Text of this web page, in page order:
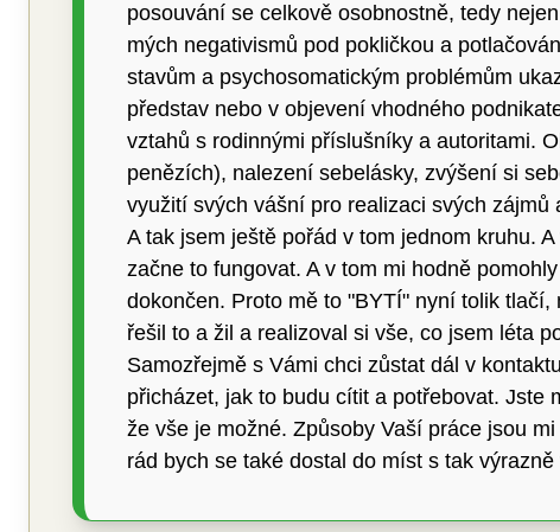
posouvání se celkově osobnostně, tedy
mých negativismů pod pokličkou a
stavům a psychosomatickým problémům
představ nebo v objevení vhodného
vztahů s rodinnými příslušníky a autoritami.
penězích), nalezení sebelásky, zvýšení si
využití svých vášní pro realizaci svých
A tak jsem ještě pořád v tom jednom kruhu.
začne to fungovat. A v tom mi hodně
dokončen. Proto mě to "BYTÍ" nyní tolik
řešil to a žil a realizoval si vše, co jsem léta
Samozřejmě s Vámi chci zůstat dál v
přicházet, jak to budu cítit a potřebovat. Jste
že vše je možné. Způsoby Vaší práce jsou
rád bych se také dostal do míst s tak